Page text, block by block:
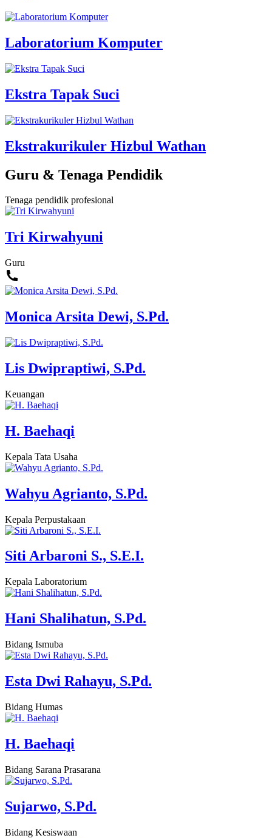
Laboratorium Komputer
Ekstra Tapak Suci
Ekstrakurikuler Hizbul Wathan
Guru & Tenaga Pendidik
Tenaga pendidik profesional
Tri Kirwahyuni
Guru
Monica Arsita Dewi, S.Pd.
Lis Dwipraptiwi, S.Pd.
Keuangan
H. Baehaqi
Kepala Tata Usaha
Wahyu Agrianto, S.Pd.
Kepala Perpustakaan
Siti Arbaroni S., S.E.I.
Kepala Laboratorium
Hani Shalihatun, S.Pd.
Bidang Ismuba
Esta Dwi Rahayu, S.Pd.
Bidang Humas
H. Baehaqi
Bidang Sarana Prasarana
Sujarwo, S.Pd.
Bidang Kesiswaan